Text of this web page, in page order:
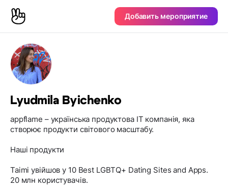
Добавить мероприятие
Lyudmila Byichenko
appflame – українська продуктова ІТ компанія, яка
створює продукти світового масштабу.
Наші продукти
Taimi увійшов у 10 Best LGBTQ+ Dating Sites and Apps.
20 млн користувачів.